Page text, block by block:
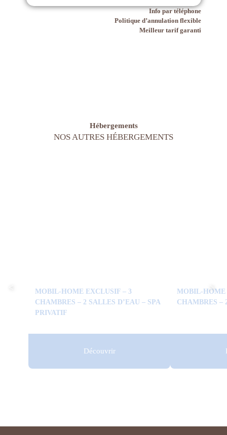
Info par téléphone
Politique d’annulation flexible
Meilleur tarif garanti
Hébergements
NOS AUTRES HÉBERGEMENTS
MOBIL-HOME EXCLUSIF – 3
CHAMBRES – 2 SALLES D’EAU – SPA
PRIVATIF
Découvrir
MOBIL-HOME
CHAMBRES –